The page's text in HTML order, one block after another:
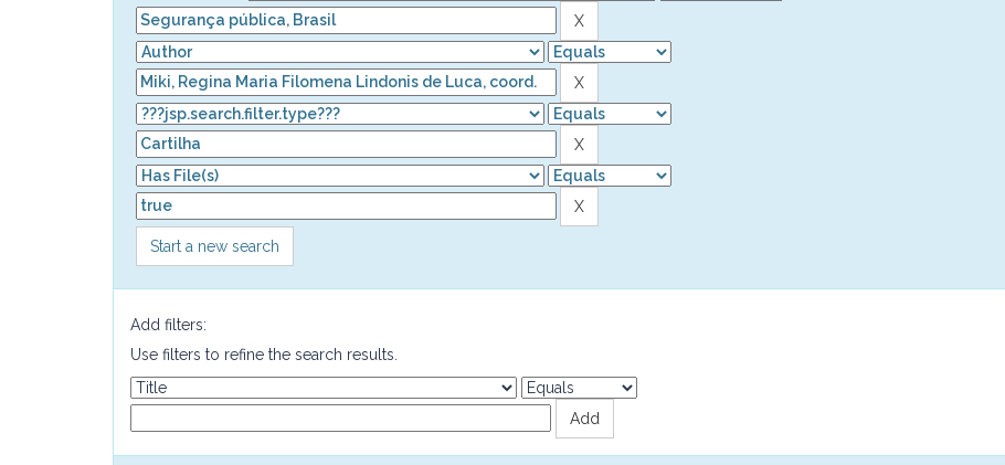
Start a new search
Add filters:
Use filters to refine the search results.